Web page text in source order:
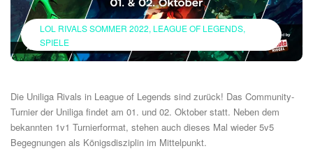
LOL RIVALS SOMMER 2022 LEAGUE OF LEGENDS
SPIELE
Die Uniliga Rivals in League of Legends sind zurück! Das Community-
Turnier der Uniliga findet am 01. und 02. Oktober statt. Neben dem
bekannten 1v1 Turnierformat, stehen auch dieses Mal wieder 5v5
Begegnungen als Königsdisziplin im Mittelpunkt.